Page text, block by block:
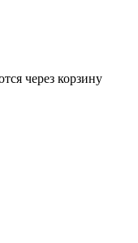
через корзину